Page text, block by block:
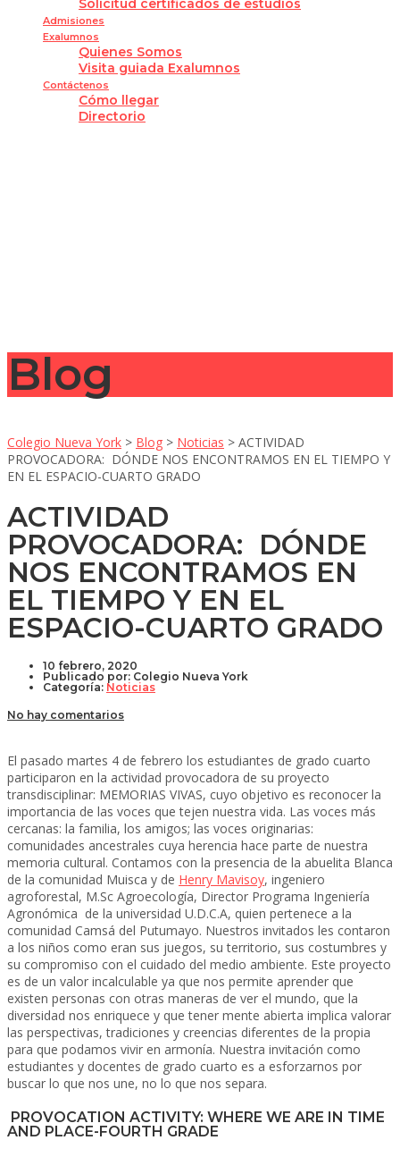
Solicitud certificados de estudios
Admisiones
Exalumnos
Quienes Somos
Visita guiada Exalumnos
Contáctenos
Cómo llegar
Directorio
Blog
Colegio Nueva York > Blog > Noticias > ACTIVIDAD
PROVOCADORA: DÓNDE NOS ENCONTRAMOS EN EL TIEMPO Y
EN EL ESPACIO-CUARTO GRADO
ACTIVIDAD
PROVOCADORA: DÓNDE
NOS ENCONTRAMOS EN
EL TIEMPO Y EN EL
ESPACIO-CUARTO GRADO
10 febrero, 2020
Publicado por: Colegio Nueva York
Categoría: Noticias
No hay comentarios
El pasado martes 4 de febrero los estudiantes de grado cuarto
participaron en la actividad provocadora de su proyecto
transdisciplinar: MEMORIAS VIVAS, cuyo objetivo es reconocer la
importancia de las voces que tejen nuestra vida. Las voces más
cercanas: la familia, los amigos; las voces originarias:
comunidades ancestrales cuya herencia hace parte de nuestra
memoria cultural. Contamos con la presencia de la abuelita Blanca
de la comunidad Muisca y de Henry Mavisoy, ingeniero
agroforestal, M.Sc Agroecología, Director Programa Ingeniería
Agronómica de la universidad U.D.C.A, quien pertenece a la
comunidad Camsá del Putumayo. Nuestros invitados les contaron
a los niños como eran sus juegos, su territorio, sus costumbres y
su compromiso con el cuidado del medio ambiente. Este proyecto
es de un valor incalculable ya que nos permite aprender que
existen personas con otras maneras de ver el mundo, que la
diversidad nos enriquece y que tener mente abierta implica valorar
las perspectivas, tradiciones y creencias diferentes de la propia
para que podamos vivir en armonía. Nuestra invitación como
estudiantes y docentes de grado cuarto es a esforzarnos por
buscar lo que nos une, no lo que nos separa.
PROVOCATION ACTIVITY: WHERE WE ARE IN TIME
AND PLACE-FOURTH GRADE